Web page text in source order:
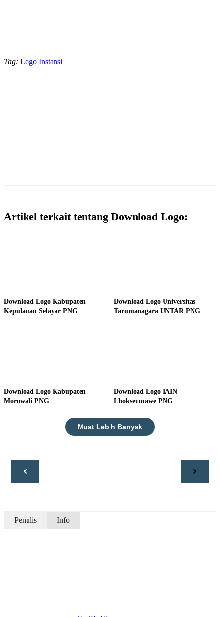
Tag: Logo Instansi
Artikel terkait tentang Download Logo:
Download Logo Kabupaten
Kepulauan Selayar PNG
Download Logo Universitas
Tarumanagara UNTAR PNG
Download Logo Kabupaten
Morowali PNG
Download Logo IAIN
Lhokseumawe PNG
Muat Lebih Banyak
Penulis Info